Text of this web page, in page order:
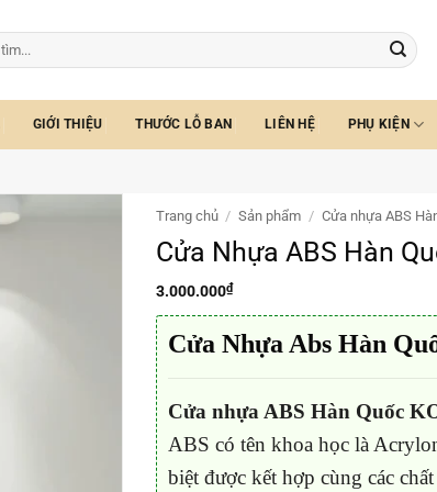
GIỚI THIỆU THƯỚC LỖ BAN LIÊN HỆ PHỤ KIỆN
Trang chủ / Sản phẩm / Cửa nhựa ABS
Cửa Nhựa ABS Hàn
3.000.000₫
Cửa Nhựa Abs Hàn
Cửa nhựa ABS Hàn Quốc
ABS có tên khoa học là
biệt được kết hợp cùng các